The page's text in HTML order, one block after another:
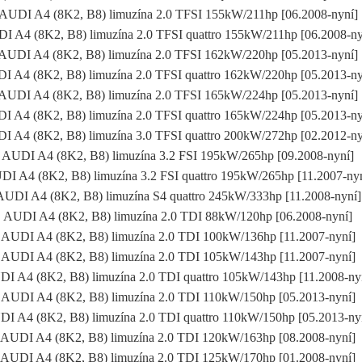
AUDI A4 (8K2, B8) limuzína 2.0 TFSI 155kW/211hp [06.2008-nyní]
A4 (8K2, B8) limuzína 2.0 TFSI quattro 155kW/211hp [06.2008-
A4 (8K2, B8) limuzína 2.0 TFSI 162kW/220hp [05.2013-nyní]
A4 (8K2, B8) limuzína 2.0 TFSI quattro 162kW/220hp [05.2013-
A4 (8K2, B8) limuzína 2.0 TFSI 165kW/224hp [05.2013-nyní]
A4 (8K2, B8) limuzína 2.0 TFSI quattro 165kW/224hp [05.2013-
A4 (8K2, B8) limuzína 3.0 TFSI quattro 200kW/272hp [02.2012-
AUDI A4 (8K2, B8) limuzína 3.2 FSI 195kW/265hp [09.2008-nyní]
A4 (8K2, B8) limuzína 3.2 FSI quattro 195kW/265hp [11.2007-
A4 (8K2, B8) limuzína S4 quattro 245kW/333hp [11.2008-nyní]
AUDI A4 (8K2, B8) limuzína 2.0 TDI 88kW/120hp [06.2008-nyní]
AUDI A4 (8K2, B8) limuzína 2.0 TDI 100kW/136hp [11.2007-nyní]
AUDI A4 (8K2, B8) limuzína 2.0 TDI 105kW/143hp [11.2007-nyní]
A4 (8K2, B8) limuzína 2.0 TDI quattro 105kW/143hp [11.2008-
AUDI A4 (8K2, B8) limuzína 2.0 TDI 110kW/150hp [05.2013-nyní]
A4 (8K2, B8) limuzína 2.0 TDI quattro 110kW/150hp [05.2013-
AUDI A4 (8K2, B8) limuzína 2.0 TDI 120kW/163hp [08.2008-nyní]
AUDI A4 (8K2, B8) limuzína 2.0 TDI 125kW/170hp [01.2008-nyní]